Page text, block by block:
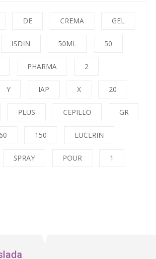
DE CREMA GEL
ISDIN 50ML 50
PHARMA 2
Y IAP X 20
PLUS CEPILLO GR
150 EUCERIN
SPRAY POUR 1